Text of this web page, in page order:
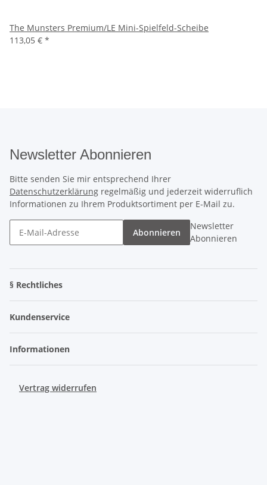
The Munsters Premium/LE Mini-Spielfeld-Scheibe
113,05 € *
Newsletter Abonnieren
Bitte senden Sie mir entsprechend Ihrer
Datenschutzerklärung regelmäßig und jederzeit widerruflich
Informationen zu Ihrem Produktsortiment per E-Mail zu.
Abonnieren
Newsletter
Abonnieren
§ Rechtliches
Kundenservice
Informationen
Vertrag widerrufen